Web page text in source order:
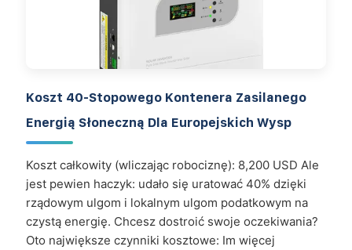
Koszt 40-Stopowego Kontenera Zasilanego
Energią Słoneczną Dla Europejskich Wysp
Koszt całkowity (wliczając robociznę): 8,200 USD Ale
jest pewien haczyk: udało się uratować 40% dzięki
rządowym ulgom i lokalnym ulgom podatkowym na
czystą energię. Chcesz dostroić swoje oczekiwania?
Oto największe czynniki kosztowe: Im więcej